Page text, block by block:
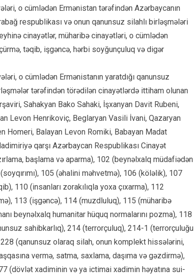
o cümlədən Ermənistan tərəfindən Azərbaycanın
respublikası və onun qanunsuz silahlı birləşmələri
cinayətlər, müharibə cinayətləri, o cümlədən
təqib, işgəncə, hərbi soyğunçuluq və digər
o cümlədən Ermənistanın yaratdığı qanunsuz
tərəfindən törədilən cinayətlərdə ittiham olunan
Sahakyan Bako Sahaki, İşxanyan Davit Rubeni,
Levon Henrikoviç, Beglaryan Vasili İvani, Qazaryan
Homeri, Balayan Levon Romiki, Babayan Madat
qarşı Azərbaycan Respublikası Cinayət
başlama və aparma), 102 (beynəlxalq müdafiədən
105 (əhalini məhvetmə), 106 (köləlik), 107
110 (insanları zorakılıqla yoxa çıxarma), 112
113 (işgəncə), 114 (muzdluluq), 115 (müharibə
beynəlxalq humanitar hüquq normalarını pozma), 118
sahibkarlıq), 214 (terrorçuluq), 214-1 (terrorçuluğu
(qanunsuz olaraq silah, onun komplekt hissələrini,
vermə, satma, saxlama, daşıma və gəzdirmə),
(dövlət xadiminin və ya ictimai xadimin həyatına sui-